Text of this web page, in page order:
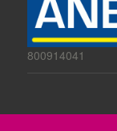
800914041